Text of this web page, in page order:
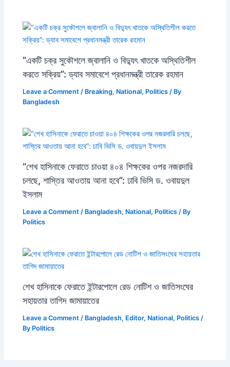
“একটি চক্র সুকৌশলে জ্বালানি ও বিদ্যুৎ খাতকে অস্থিতিশীল
করতে সক্রিয়”: ড্যাব সমাবেশে প্রধানমন্ত্রী তারেক রহমান
Leave a Comment / Breaking, National, Politics / By
Bangladesh
“শেখ হাসিনাকে ফেরাতে চাওয়া ৪০৪ শিক্ষকের ওপর নজরদারি
চলছে, শাস্তির আওতায় আনা হবে”: ঢাবি ভিসি ড. ওবায়দুল
ইসলাম
Leave a Comment / Bangladesh, National, Politics / By
Politics
শেখ হাসিনাকে ফেরাতে ইন্টারপোলে রেড নোটিশ ও জাতিসংঘের
সহায়তার তাগিদ জামায়াতের
Leave a Comment / Bangladesh, Editor, National, Politics /
By Politics